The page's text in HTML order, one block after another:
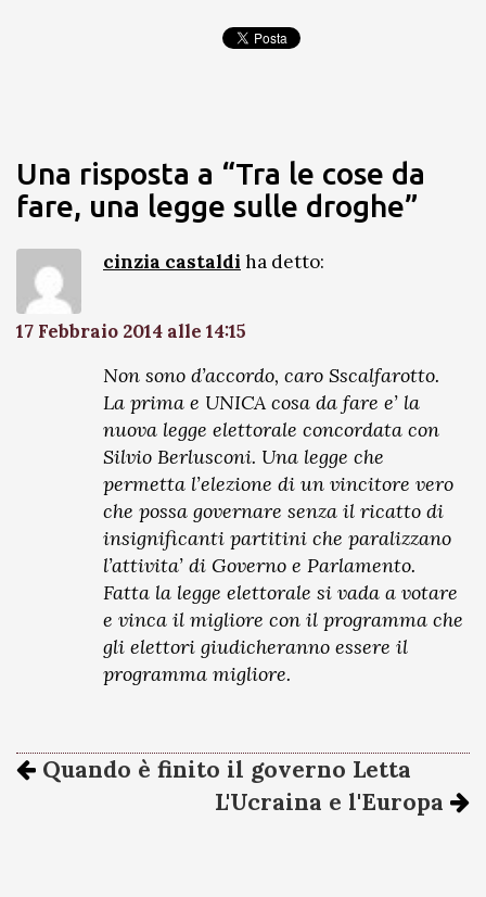
Una risposta a “Tra le cose da
fare, una legge sulle droghe”
cinzia castaldi ha detto:
17 Febbraio 2014 alle 14:15
Non sono d’accordo, caro Sscalfarotto.
La prima e UNICA cosa da fare e’ la
nuova legge elettorale concordata con
Silvio Berlusconi. Una legge che
permetta l’elezione di un vincitore vero
che possa governare senza il ricatto di
insignificanti partitini che paralizzano
l’attivita’ di Governo e Parlamento.
Fatta la legge elettorale si vada a votare
e vinca il migliore con il programma che
gli elettori giudicheranno essere il
programma migliore.
Quando è finito il governo Letta
L'Ucraina e l'Europa